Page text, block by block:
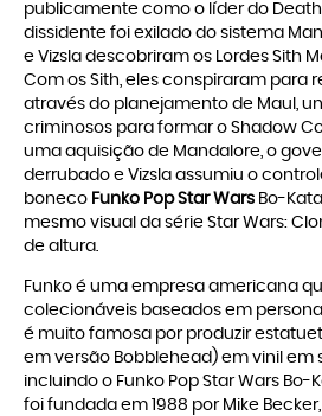
publicamente como o líder do
dissidente foi exilado do sistema
e Vizsla descobriram os Lordes Sith
Com os Sith, eles conspiraram para
através do planejamento de Maul,
criminosos para formar o Shadow
uma aquisição de Mandalore, o
derrubado e Vizsla assumiu o
boneco Funko Pop Star Wars Bo-
mesmo visual da série Star Wars:
de altura.
Funko é uma empresa americana
colecionáveis baseados em
é muito famosa por produzir
em versão Bobblehead) em vinil em
incluindo o Funko Pop Star Wars Bo-
foi fundada em 1988 por Mike